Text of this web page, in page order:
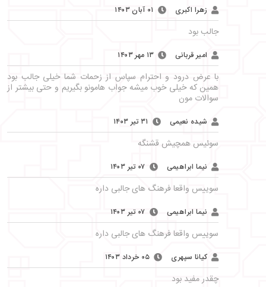
زهرا اکبری ۰۱ آبان ۱۴۰۳
جالب بود
امیر قربانی ۱۳ مهر ۱۴۰۳
با عرض درود و احترام سپاس از زحمات شما خیلی جالب بود
همین که خیلی خوب میشه جواب هامونو بگیریم و حتی بیشتر از
سوالات مون
شیده نعیمی ۳۱ تیر ۱۴۰۳
سوئیس همچیش قشنگه
نیما ابراهیمی ۰۷ تیر ۱۴۰۳
سوییس واقعا فرهنگ های جالبی داره
نیما ابراهیمی ۰۷ تیر ۱۴۰۳
سوییس واقعا فرهنگ های جالبی داره
کیانا سپهری ۰۵ خرداد ۱۴۰۳
چقدر مفید بود